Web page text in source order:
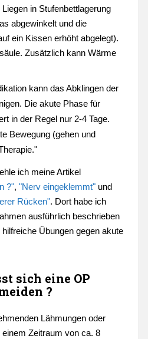
in Stufenbettlagerung
abgewinkelt und die
ein Kissen erhöht abgelegt).
Zusätzlich kann Wärme
kann das Abklingen der
Die akute Phase für
in der Regel nur 2-4 Tage.
Bewegung (gehen und
ich meine Artikel
?", "Nerv eingeklemmt" und
Rücken". Dort habe ich
ausführlich beschrieben
Übungen gegen akute
sich eine OP
?
Lähmungen oder
Zeitraum von ca. 8